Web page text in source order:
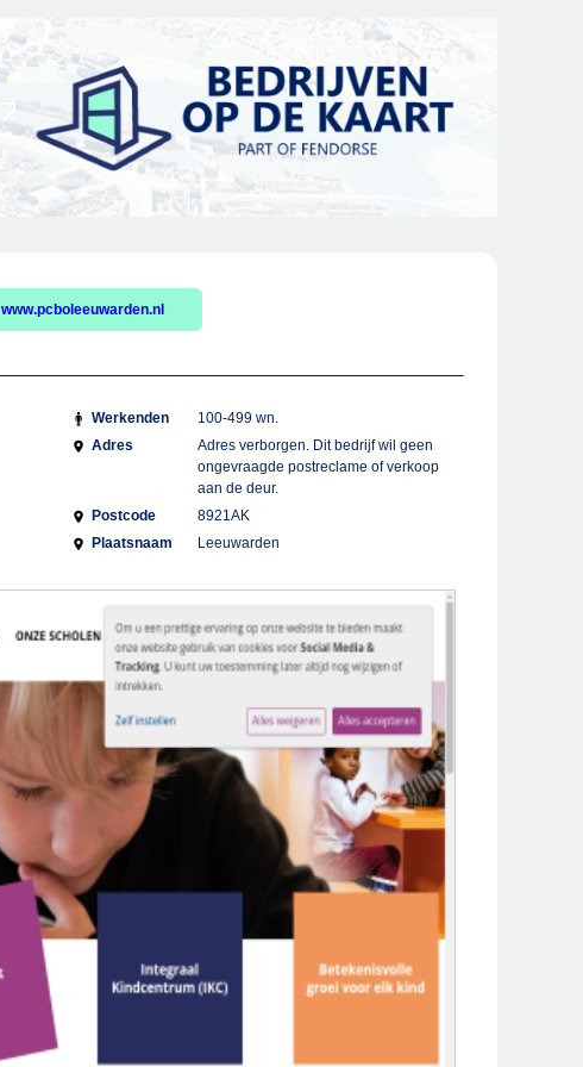
www.pcboleeuwarden.nl
Werkenden
100-499 wn.
Adres
Adres verborgen. Dit bedrijf wil geen
ongevraagde postreclame of verkoop
aan de deur.
Postcode
8921AK
Plaatsnaam
Leeuwarden